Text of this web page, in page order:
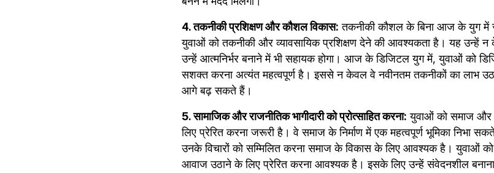
4. तकनीकी प्रशिक्षण और कौशल विकास: तकनीकी कौशल के बिना आज के युग में
युवाओं को तकनीकी और व्यावसायिक प्रशिक्षण देने की आवश्यकता है। यह उन्हें न
उन्हें आत्मनिर्भर बनाने में भी सहायक होगा। आज के डिजिटल युग में, युवाओं को
सशक्त करना अत्यंत महत्वपूर्ण है। इससे न केवल वे नवीनतम तकनीकों का लाभ
आगे बढ़ सकते हैं।
5. सामाजिक और राजनीतिक भागीदारी को प्रोत्साहित करना: युवाओं को समाज और
लिए प्रेरित करना जरूरी है। वे समाज के निर्माण में एक महत्वपूर्ण भूमिका निभा
उनके विचारों को सम्मिलित करना समाज के विकास के लिए आवश्यक है। युवाओं
आवाज उठाने के लिए प्रेरित करना आवश्यक है। इसके लिए उन्हें संवेदनशील बनाना